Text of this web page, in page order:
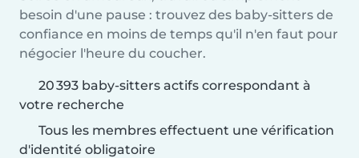
besoin d'une pause : trouvez des baby-sitters de
confiance en moins de temps qu'il n'en faut pour
négocier l'heure du coucher.
20 393 baby-sitters actifs correspondant à
votre recherche
Tous les membres effectuent une vérification
d'identité obligatoire